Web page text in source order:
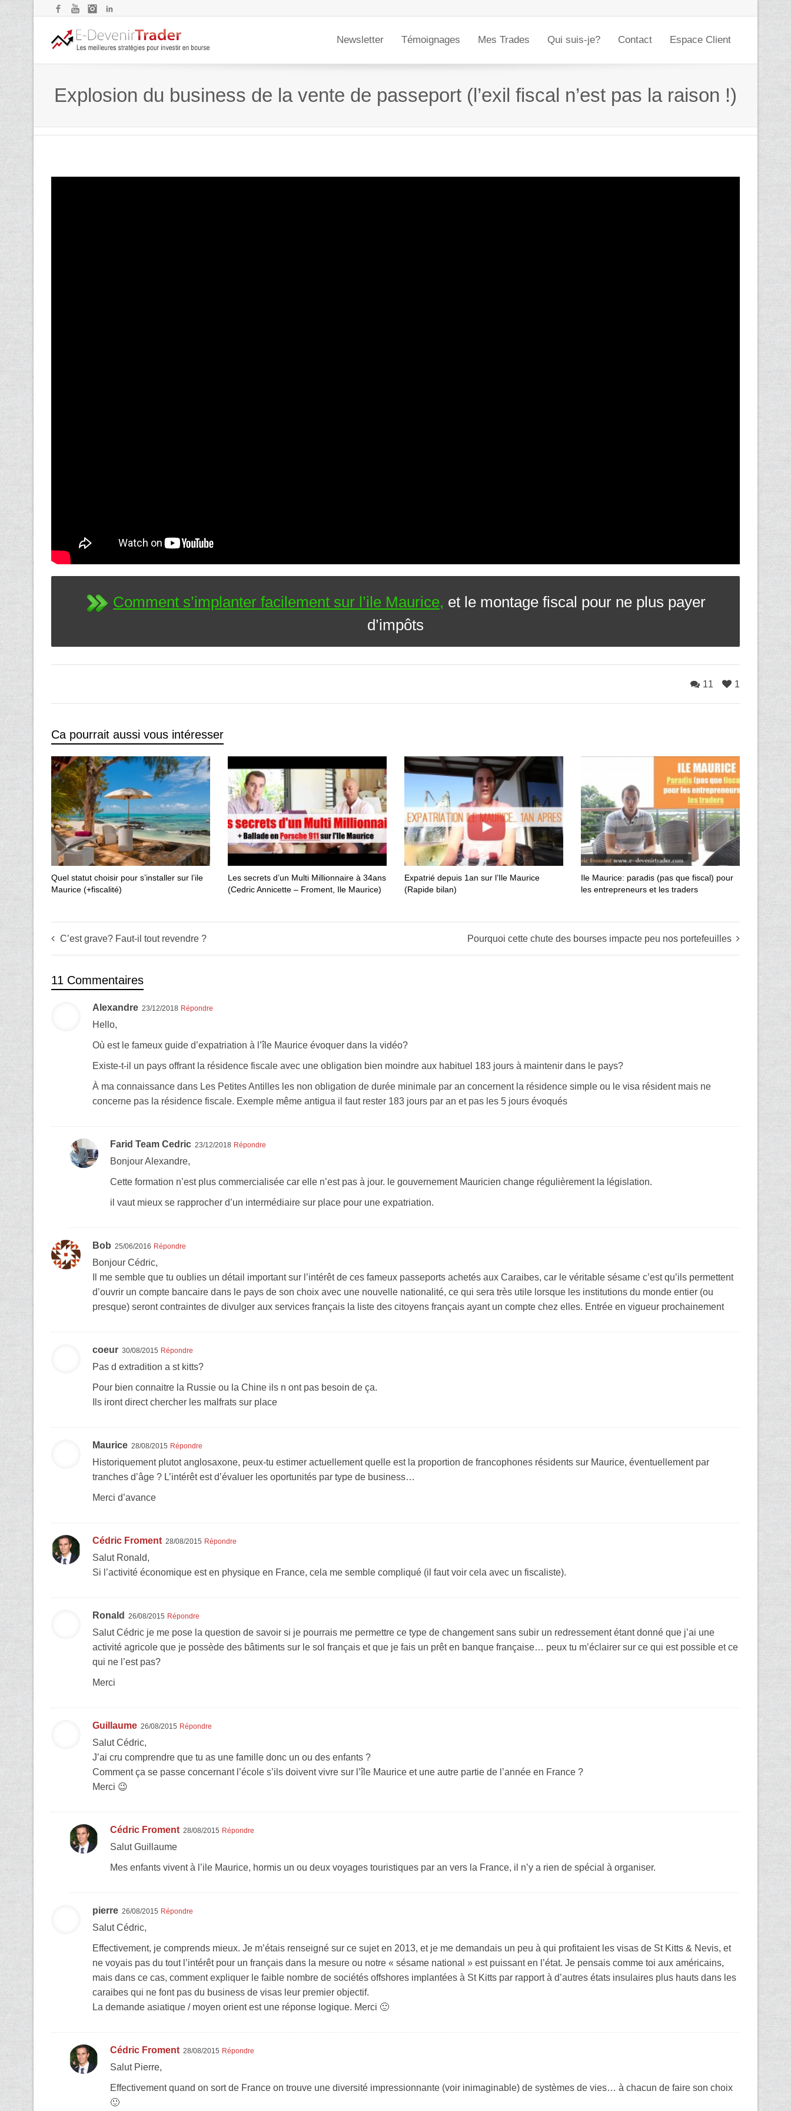
FacebookYouTubeInstagram
Newsletter Témoignages Mes Trades Qui suis-je? Contact Espace Client
Explosion du business de la vente de passeport (l’exil fiscal n’est pas la raison !)
Comment s’implanter facilement sur l’ile Maurice, et le montage fiscal pour ne plus payer
d’impôts
1
11
Ca pourrait aussi vous intéresser
Quel statut choisir pour s’installer sur l’ile
Maurice (+fiscalité)
Les secrets d’un Multi Millionnaire à 34ans
(Cedric Annicette – Froment, Ile Maurice)
Expatrié depuis 1an sur l’Ile Maurice
(Rapide bilan)
Ile Maurice: paradis (pas que fiscal) pour
les entrepreneurs et les traders
C’est grave? Faut-il tout revendre ? Pourquoi cette chute des bourses impacte peu nos portefeuilles
11 Commentaires
Alexandre 23/12/2018 Répondre
Hello,
Où est le fameux guide d’expatriation à l’île Maurice évoquer dans la vidéo?
Existe-t-il un pays offrant la résidence fiscale avec une obligation bien moindre aux habituel 183 jours à maintenir dans le pays?
À ma connaissance dans Les Petites Antilles les non obligation de durée minimale par an concernent la résidence simple ou le visa résident mais ne
concerne pas la résidence fiscale. Exemple même antigua il faut rester 183 jours par an et pas les 5 jours évoqués
Farid Team Cedric 23/12/2018 Répondre
Bonjour Alexandre,
Cette formation n’est plus commercialisée car elle n’est pas à jour. le gouvernement Mauricien change régulièrement la législation.
il vaut mieux se rapprocher d’un intermédiaire sur place pour une expatriation.
Bob 25/06/2016 Répondre
Bonjour Cédric,
Il me semble que tu oublies un détail important sur l’intérêt de ces fameux passeports achetés aux Caraibes, car le véritable sésame c’est qu’ils permettent
d’ouvrir un compte bancaire dans le pays de son choix avec une nouvelle nationalité, ce qui sera très utile lorsque les institutions du monde entier (ou
presque) seront contraintes de divulger aux services français la liste des citoyens français ayant un compte chez elles. Entrée en vigueur prochainement
coeur 30/08/2015 Répondre
Pas d extradition a st kitts?
Pour bien connaitre la Russie ou la Chine ils n ont pas besoin de ça.
Ils iront direct chercher les malfrats sur place
Maurice 28/08/2015 Répondre
Historiquement plutot anglosaxone, peux-tu estimer actuellement quelle est la proportion de francophones résidents sur Maurice, éventuellement par
tranches d’âge ? L’intérêt est d’évaluer les oportunités par type de business…
Merci d’avance
Cédric Froment 28/08/2015 Répondre
Salut Ronald,
Si l’activité économique est en physique en France, cela me semble compliqué (il faut voir cela avec un fiscaliste).
Ronald 26/08/2015 Répondre
Salut Cédric je me pose la question de savoir si je pourrais me permettre ce type de changement sans subir un redressement étant donné que j’ai une
activité agricole que je possède des bâtiments sur le sol français et que je fais un prêt en banque française… peux tu m’éclairer sur ce qui est possible et ce
qui ne l’est pas?
Merci
Guillaume 26/08/2015 Répondre
Salut Cédric,
J’ai cru comprendre que tu as une famille donc un ou des enfants ?
Comment ça se passe concernant l’école s’ils doivent vivre sur l’île Maurice et une autre partie de l’année en France ?
Merci 😉
Cédric Froment 28/08/2015 Répondre
Salut Guillaume
Mes enfants vivent à l’ile Maurice, hormis un ou deux voyages touristiques par an vers la France, il n’y a rien de spécial à organiser.
pierre 26/08/2015 Répondre
Salut Cédric,
Effectivement, je comprends mieux. Je m’étais renseigné sur ce sujet en 2013, et je me demandais un peu à qui profitaient les visas de St Kitts & Nevis, et
ne voyais pas du tout l’intérêt pour un français dans la mesure ou notre « sésame national » est puissant en l’état. Je pensais comme toi aux américains,
mais dans ce cas, comment expliquer le faible nombre de sociétés offshores implantées à St Kitts par rapport à d’autres états insulaires plus hauts dans les
caraibes qui ne font pas du business de visas leur premier objectif.
La demande asiatique / moyen orient est une réponse logique. Merci 🙂
Cédric Froment 28/08/2015 Répondre
Salut Pierre,
Effectivement quand on sort de France on trouve une diversité impressionnante (voir inimaginable) de systèmes de vies… à chacun de faire son choix
🙂